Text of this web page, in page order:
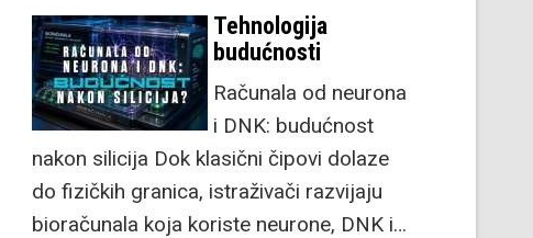
Tehnologija
budućnosti
Računala od neurona
i DNK: budućnost
nakon silicija Dok klasični čipovi dolaze
do fizičkih granica, istraživači razvijaju
bioračunala koja koriste neurone, DNK i…